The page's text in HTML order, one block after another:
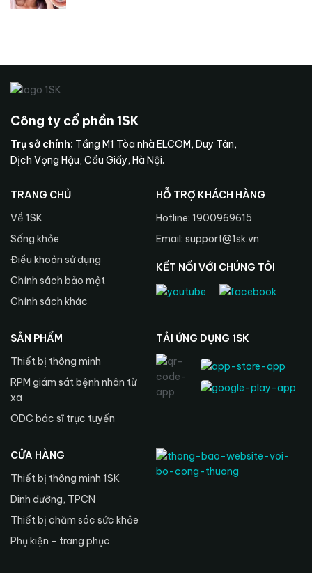
Công ty cổ phần 1SK
Trụ sở chính: Tầng M1 Tòa nhà ELCOM, Duy Tân,
Dịch Vọng Hậu, Cầu Giấy, Hà Nội.
TRANG CHỦ
Về 1SK
Sống khỏe
Điều khoản sử dụng
Chính sách bảo mật
Chính sách khác
HỖ TRỢ KHÁCH HÀNG
Hotline: 1900969615
Email: support@1sk.vn
KẾT NỐI VỚI CHÚNG TÔI
SẢN PHẨM
Thiết bị thông minh
RPM giám sát bệnh nhân từ
xa
ODC bác sĩ trực tuyến
TẢI ỨNG DỤNG 1SK
CỬA HÀNG
Thiết bị thông minh 1SK
Dinh dưỡng, TPCN
Thiết bị chăm sóc sức khỏe
Phụ kiện - trang phục